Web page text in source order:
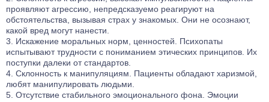
проявляют агрессию, непредсказуемо реагируют на
обстоятельства, вызывая страх у знакомых. Они не осознают,
какой вред могут нанести.
Искажение моральных норм, ценностей. Психопаты
испытывают трудности с пониманием этических принципов. Их
поступки далеки от стандартов.
Склонность к манипуляциям. Пациенты обладают харизмой,
любят манипулировать людьми.
Отсутствие стабильного эмоционального фона. Эмоции